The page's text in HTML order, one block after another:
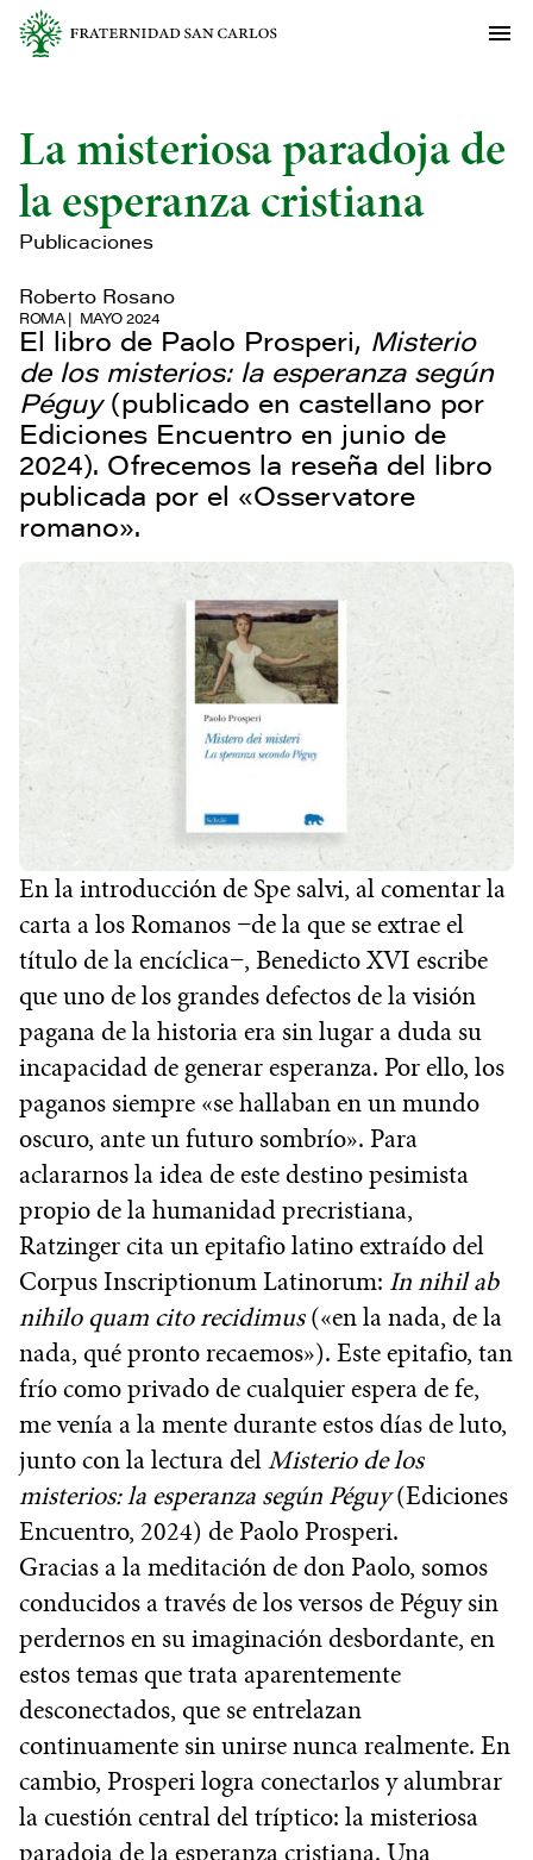
La misteriosa paradoja de
la esperanza cristiana
Publicaciones
Roberto Rosano
ROMA MAYO 2024
El libro de Paolo Prosperi, Misterio
de los misterios: la esperanza según
Péguy (publicado en castellano por
Ediciones Encuentro en junio de
2024). Ofrecemos la reseña del libro
publicada por el «Osservatore
romano».
En la introducción de Spe salvi, al comentar la
carta a los Romanos −de la que se extrae el
título de la encíclica−, Benedicto XVI escribe
que uno de los grandes defectos de la visión
pagana de la historia era sin lugar a duda su
incapacidad de generar esperanza. Por ello, los
paganos siempre «se hallaban en un mundo
oscuro, ante un futuro sombrío». Para
aclararnos la idea de este destino pesimista
propio de la humanidad precristiana,
Ratzinger cita un epitafio latino extraído del
Corpus Inscriptionum Latinorum: In nihil ab
nihilo quam cito recidimus(«en la nada, de la
nada, qué pronto recaemos»). Este epitafio, tan
frío como privado de cualquier espera de fe,
me venía a la mente durante estos días de luto,
junto con la lectura delMisterio de los
misterios: la esperanza según Péguy(Ediciones
Encuentro, 2024) de Paolo Prosperi.
Gracias a la meditación de don Paolo, somos
conducidos a través de los versos de Péguy sin
perdernos en su imaginación desbordante, en
estos temas que trata aparentemente
desconectados, que se entrelazan
continuamente sin unirse nunca realmente. En
cambio, Prosperi logra conectarlos y alumbrar
la cuestión central del tríptico: la misteriosa